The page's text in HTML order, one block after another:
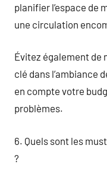
planifier l’espace de
une circulation
Évitez également de
clé dans l’ambiance
en compte votre
problèmes.
6. Quels sont les
?